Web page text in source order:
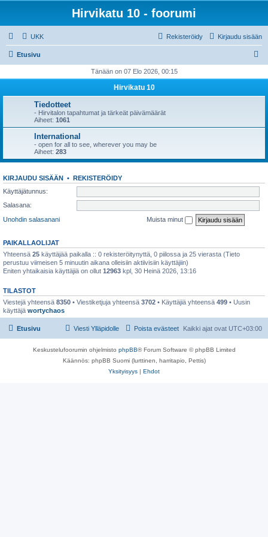
Hirvikatu 10 - foorumi
UKK Kirjaudu sisään
Rekisteröidy
Etusivu
i
Tänään on 07 Elo 2026, 00:15
Hirvikatu 10
Tiedotteet
- Hirvitalon tapahtumat ja tärkeät päivämäärät
Aiheet: 1061
International
- open for all to see, wherever you may be
Aiheet: 283
KIRJAUDU SISÄÄN • REKISTERÖIDY
Käyttäjätunnus:
Salasana:
Unohdin salasanani
Muista minut
PAIKALLAOLIJAT
Yhteensä 25 käyttäjää paikalla :: 0 rekisteröitynyttä, 0 piilossa ja 25 vierasta (Tieto
perustuu viimeisen 5 minuutin aikana olleisiin aktiivisiin käyttäjiin)
Eniten yhtaikaisia käyttäjiä on ollut 12963 kpl, 30 Heinä 2026, 13:16
TILASTOT
Viestejä yhteensä 8350 • Viestiketjuja yhteensä 3702 • Käyttäjiä yhteensä 499 • Uusin
käyttäjä wortychaos
Etusivu Kaikki ajat ovat UTC+03:00
Poista evästeet
Viesti Ylläpidolle
Keskustelufoorumin ohjelmisto phpBB® Forum Software © phpBB Limited
Käännös: phpBB Suomi (lurttinen, harritapio, Pettis)
Yksityisyys | Ehdot